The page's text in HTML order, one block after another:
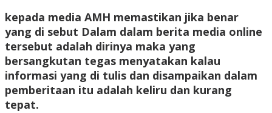
kepada media AMH memastikan jika benar
yang di sebut Dalam dalam berita media online
tersebut adalah dirinya maka yang
bersangkutan tegas menyatakan kalau
informasi yang di tulis dan disampaikan dalam
pemberitaan itu adalah keliru dan kurang
tepat.